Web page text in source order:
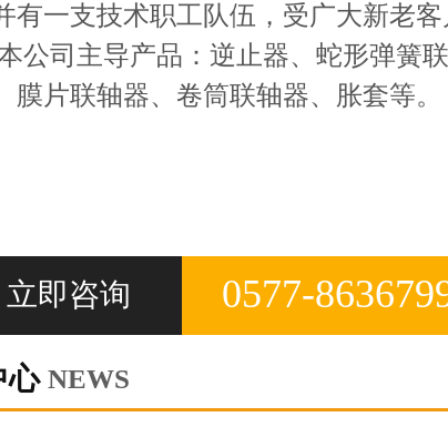
有一支技术职工队伍，受广大新老
公司主导产品：逆止器、蛇形弹簧
膜片联轴器、卷筒联轴器、胀套等。
即咨询 0577-
心 NEWS